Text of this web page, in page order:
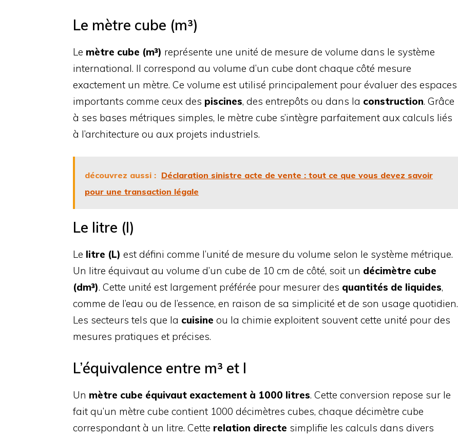
Le mètre cube (m³)
Le mètre cube (m³) représente une unité de mesure de volume dans le système
international. Il correspond au volume d’un cube dont chaque côté mesure
exactement un mètre. Ce volume est utilisé principalement pour évaluer des espaces
importants comme ceux des piscines, des entrepôts ou dans la construction. Grâce
à ses bases métriques simples, le mètre cube s’intègre parfaitement aux calculs liés
à l’architecture ou aux projets industriels.
découvrez aussi : Déclaration sinistre acte de vente : tout ce que vous devez savoir
pour une transaction légale
Le litre (l)
Le litre (L) est défini comme l’unité de mesure du volume selon le système métrique.
Un litre équivaut au volume d’un cube de 10 cm de côté, soit un décimètre cube
(dm³). Cette unité est largement préférée pour mesurer des quantités de liquides,
comme de l’eau ou de l’essence, en raison de sa simplicité et de son usage quotidien.
Les secteurs tels que la cuisine ou la chimie exploitent souvent cette unité pour des
mesures pratiques et précises.
L’équivalence entre m³ et l
Un mètre cube équivaut exactement à 1000 litres. Cette conversion repose sur le
fait qu’un mètre cube contient 1000 décimètres cubes, chaque décimètre cube
correspondant à un litre. Cette relation directe simplifie les calculs dans divers